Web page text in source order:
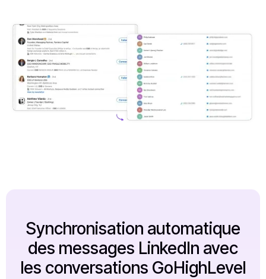
Synchronisation automatique
des messages LinkedIn avec
les conversations GoHighLevel